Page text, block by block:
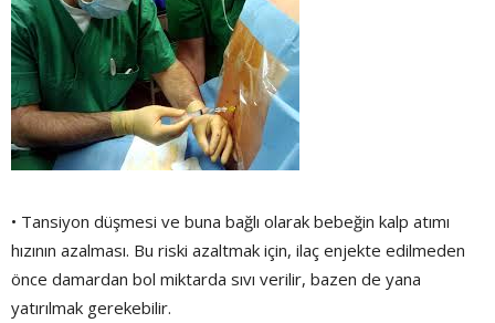
• Tansiyon düşmesi ve buna bağlı olarak bebeğin kalp atımı
hızının azalması. Bu riski azaltmak için, ilaç enjekte edilmeden
önce damardan bol miktarda sıvı verilir, bazen de yana
yatırılmak gerekebilir.